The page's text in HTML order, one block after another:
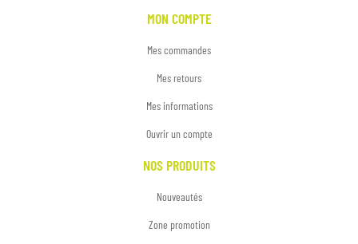
MON COMPTE
Mes commandes
Mes retours
Mes informations
Ouvrir un compte
NOS PRODUITS
Nouveautés
Zone promotion